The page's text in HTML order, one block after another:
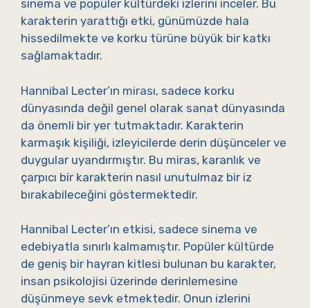
sinema ve popüler kültürdeki izlerini inceler. Bu
karakterin yarattığı etki, günümüzde hala
hissedilmekte ve korku türüne büyük bir katkı
sağlamaktadır.
Hannibal Lecter’ın mirası, sadece korku
dünyasında değil genel olarak sanat dünyasında
da önemli bir yer tutmaktadır. Karakterin
karmaşık kişiliği, izleyicilerde derin düşünceler ve
duygular uyandırmıştır. Bu miras, karanlık ve
çarpıcı bir karakterin nasıl unutulmaz bir iz
bırakabileceğini göstermektedir.
Hannibal Lecter’ın etkisi, sadece sinema ve
edebiyatla sınırlı kalmamıştır. Popüler kültürde
de geniş bir hayran kitlesi bulunan bu karakter,
insan psikolojisi üzerinde derinlemesine
düşünmeye sevk etmektedir. Onun izlerini